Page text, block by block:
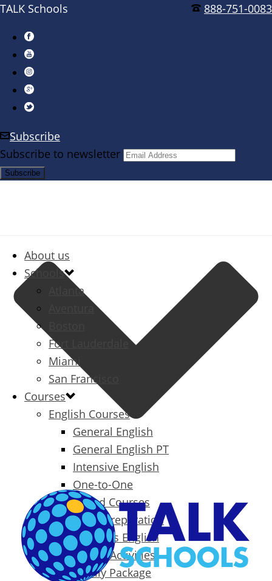
888-751-0083
TALK Schools
Subscribe
Subscribe to newsletter
About us
Schools
Atlanta
Aventura
Fort Lauderdale
Miami
San Francisco
Courses
English Courses
General English
General English PT
Intensive English
One-to-One
Specialized Courses
Exam Preparation
Business English
Packages & Activities
Family Package